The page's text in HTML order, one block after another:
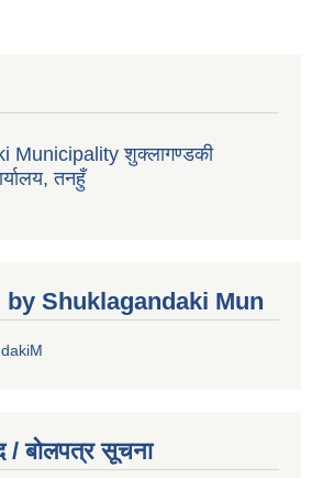
Municipality शुक्लागण्डकी
तनहुँ
by Shuklagandaki Mun
/ बोलपत्र सूचना